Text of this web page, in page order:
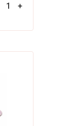
1 +